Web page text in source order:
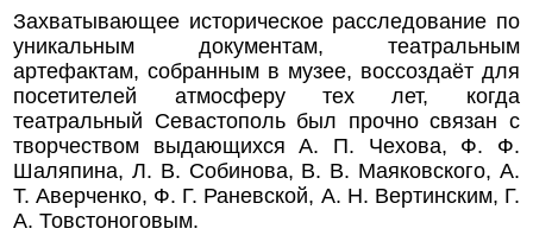
Захватывающее историческое расследование по
уникальным документам, театральным
артефактам, собранным в музее, воссоздаёт для
посетителей атмосферу тех лет, когда
театральный Севастополь был прочно связан с
творчеством выдающихся А. П. Чехова, Ф. Ф.
Шаляпина, Л. В. Собинова, В. В. Маяковского, А.
Т. Аверченко, Ф. Г. Раневской, А. Н. Вертинским, Г.
А. Товстоноговым.